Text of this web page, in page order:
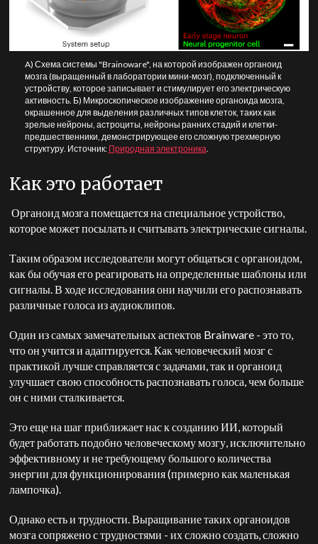
A) Схема системы "Brainoware", на которой изображен органоид
мозга (выращенный в лаборатории мини-мозг), подключенный к
устройству, которое записывает и стимулирует его электрическую
активность. Б) Микроскопическое изображение органоида мозга,
окрашенное для выделения различных типов клеток, таких как
зрелые нейроны, астроциты, нейроны ранних стадий и клетки-
предшественники, демонстрирующее его сложную трехмерную
структуру. Источник: Природная электроника.
Как это работает
Органоид мозга помещается на специальное устройство,
которое может посылать и считывать электрические сигналы.
Таким образом исследователи могут общаться с органоидом,
как бы обучая его реагировать на определенные шаблоны или
сигналы. В ходе исследования они научили его распознавать
различные голоса из аудиоклипов.
Один из самых замечательных аспектов Brainware - это то,
что он учится и адаптируется. Как человеческий мозг с
практикой лучше справляется с задачами, так и органоид
улучшает свою способность распознавать голоса, чем больше
он с ними сталкивается.
Это еще на шаг приближает нас к созданию ИИ, который
будет работать подобно человеческому мозгу, исключительно
эффективному и не требующему большого количества
энергии для функционирования (примерно как маленькая
лампочка).
Однако есть и трудности. Выращивание таких органоидов
мозга сопряжено с трудностями - их сложно создать, сложно